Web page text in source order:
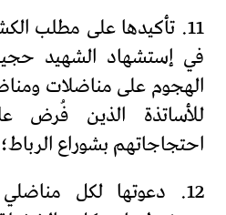
11. تأكيدها على مطلب
في إستشهاد الشهيد
الهجوم على مناضلات
للأساتذة الذين فُرض
احتجاجاتهم بشوراع الرباط؛
12. دعوتها لكل